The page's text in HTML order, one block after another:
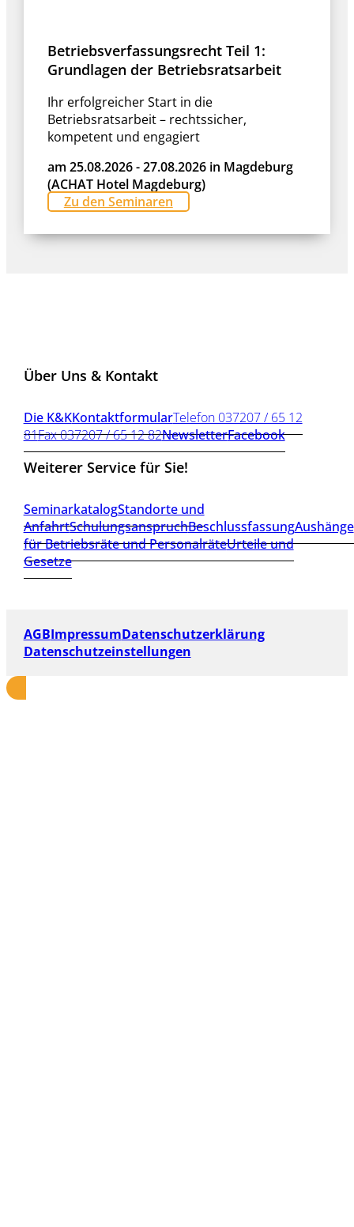
Betriebsverfassungsrecht Teil 1:
Grundlagen der Betriebsratsarbeit
Ihr erfolgreicher Start in die
Betriebsratsarbeit – rechtssicher,
kompetent und engagiert
am 25.08.2026 - 27.08.2026 in Magdeburg
(ACHAT Hotel Magdeburg)
Zu den Seminaren
Über Uns & Kontakt
Die K&KKontaktformularTelefon 037207 / 65 12
81Fax 037207 / 65 12 82NewsletterFacebook
Weiterer Service für Sie!
SeminarkatalogStandorte und
AnfahrtSchulungsanspruchBeschlussfassungAushänge
für Betriebsräte und PersonalräteUrteile und
Gesetze
AGBImpressumDatenschutzerklärung
Datenschutzeinstellungen